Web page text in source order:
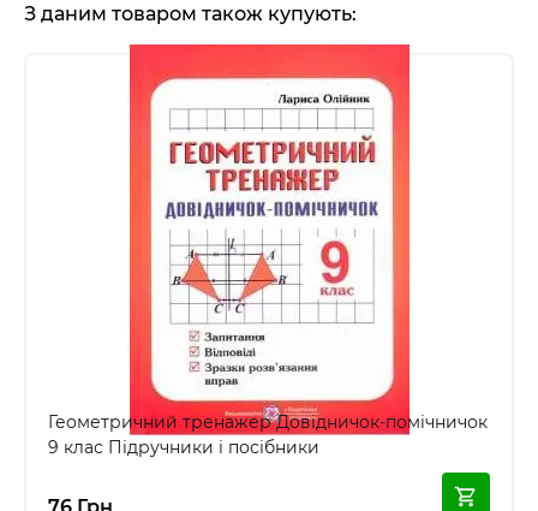
З даним товаром також купують:
Геометричний тренажер Довідничок-помічничок
9 клас Підручники і посібники